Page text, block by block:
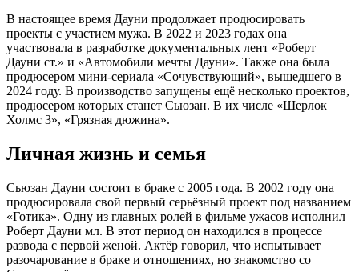
В настоящее время Дауни продолжает продюсировать
проекты с участием мужа. В 2022 и 2023 годах она
участвовала в разработке документальных лент «Роберт
Дауни ст.» и «Автомобили мечты Дауни». Также она была
продюсером мини-сериала «Сочувствующий», вышедшего в
2024 году. В производство запущены ещё несколько проектов,
продюсером которых станет Сьюзан. В их числе «Шерлок
Холмс 3», «Грязная дюжина».
Личная жизнь и семья
Сьюзан Дауни состоит в браке с 2005 года. В 2002 году она
продюсировала свой первый серьёзный проект под названием
«Готика». Одну из главных ролей в фильме ужасов исполнил
Роберт Дауни мл. В этот период он находился в процессе
развода с первой женой. Актёр говорил, что испытывает
разочарование в браке и отношениях, но знакомство со